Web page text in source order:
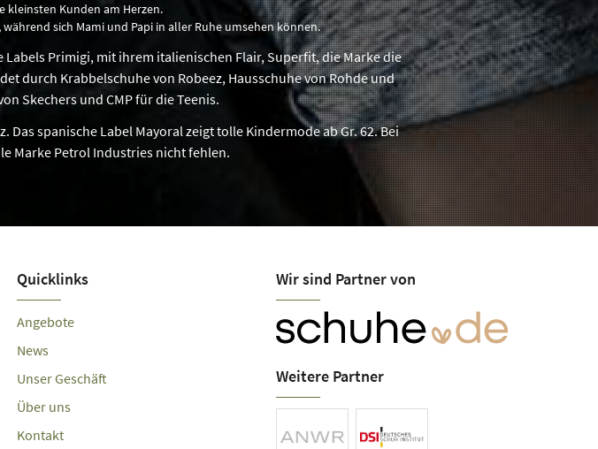
kleinsten Kunden am Herzen.
sich Mami und Papi in aller Ruhe umsehen können.
Primigi, mit ihrem italienischen Flair, Superfit, die Marke die
durch Krabbelschuhe von Robeez, Hausschuhe von Rohde und
Skechers und CMP für die Teenis.
spanische Label Mayoral zeigt tolle Kindermode ab Gr. 62. Bei
Marke Petrol Industries nicht fehlen.
Quicklinks
Angebote
News
Unser Geschäft
Über uns
Kontakt
Wir sind Partner von
Weitere Partner